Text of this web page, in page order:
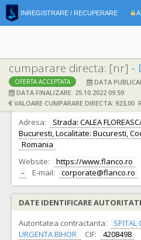
INREGISTRARE / RECUPERARE
cumparare directa: [nr] -
OFERTA ACCEPTATA
DATA
DATA FINALIZARE: 25.10.2022 09:59
VALOARE CUMPARARE DIRECTA: 923,00
DATE IDENTIFICARE OFERTANT
Ofertant: S.C. FLANCO RETAIL S.A.
Adresa:
Strada: CALEA
Bucuresti, Localitate: Bucuresti,
Romania
Website:
https://www.flanco.ro
-
E-mail: corporate@flanco.ro
DATE IDENTIFICARE
Autoritatea contractanta:
SPITAL
URGENTA BIHOR
CIF:
4208498